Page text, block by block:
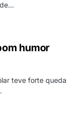
humor
teve forte queda